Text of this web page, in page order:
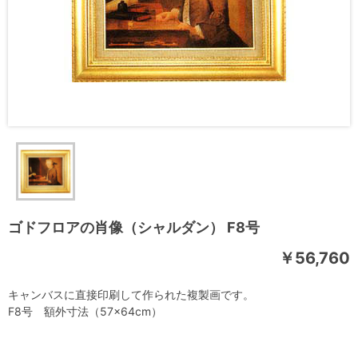
ゴドフロアの肖像（シャルダン） F8号
￥56,760
キャンバスに直接印刷して作られた複製画です。
F8号 額外寸法（57×64cm）